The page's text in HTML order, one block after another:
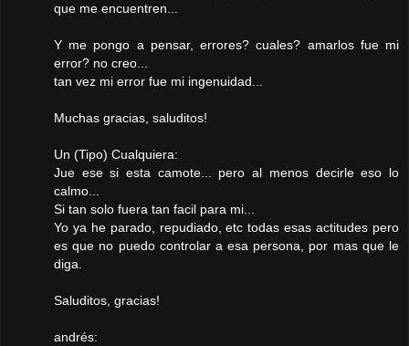
que me encuentren...
Y me pongo a pensar, errores? cuales? amarlos fue mi
error? no creo...
tan vez mi error fue mi ingenuidad...
Muchas gracias, saluditos!
Un (Tipo) Cualquiera:
Jue ese si esta camote... pero al menos decirle eso lo
calmo...
Si tan solo fuera tan facil para mi...
Yo ya he parado, repudiado, etc todas esas actitudes pero
es que no puedo controlar a esa persona, por mas que le
diga.
Saluditos, gracias!
andrés: